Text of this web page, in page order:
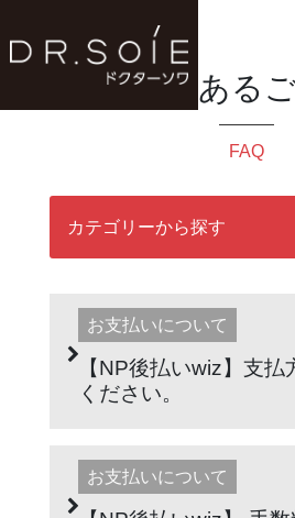
よくある
FAQ
カテゴリーから探す
お支払いについて
【NP後払いwiz】支払
ください。
お支払いについて